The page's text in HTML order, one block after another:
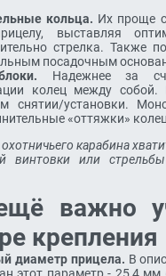
кольца. Их проще
выставляя
стрелка. Также
посадочным
Надежнее за
колец между
снятии/установки.
«оттяжки»
карабина
винтовки или
важно
крепления
диаметр прицела. В
этот параметр - 25,4